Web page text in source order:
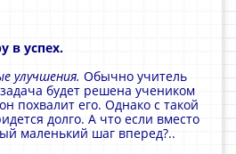
в успех.
улучшения. Обычно учитель
будет решена учеником
похвалит его. Однако c такой
долго. А что если вместо
маленький шаг вперед?..